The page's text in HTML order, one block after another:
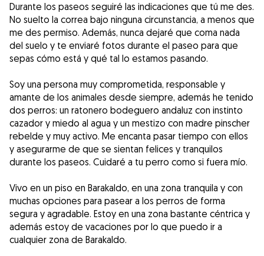
Durante los paseos seguiré las indicaciones que tú me des.
No suelto la correa bajo ninguna circunstancia, a menos que
me des permiso. Además, nunca dejaré que coma nada
del suelo y te enviaré fotos durante el paseo para que
sepas cómo está y qué tal lo estamos pasando.
Soy una persona muy comprometida, responsable y
amante de los animales desde siempre, además he tenido
dos perros: un ratonero bodeguero andaluz con instinto
cazador y miedo al agua y un mestizo con madre pinscher
rebelde y muy activo. Me encanta pasar tiempo con ellos
y asegurarme de que se sientan felices y tranquilos
durante los paseos. Cuidaré a tu perro como si fuera mío.
Vivo en un piso en Barakaldo, en una zona tranquila y con
muchas opciones para pasear a los perros de forma
segura y agradable. Estoy en una zona bastante céntrica y
además estoy de vacaciones por lo que puedo ir a
cualquier zona de Barakaldo.